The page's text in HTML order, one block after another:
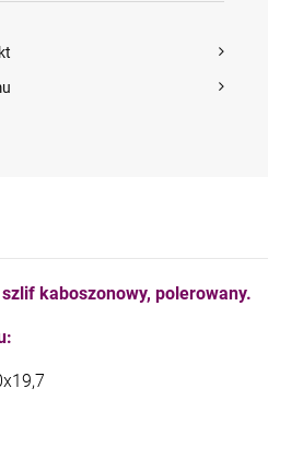
kaboszonowy, polerowany.